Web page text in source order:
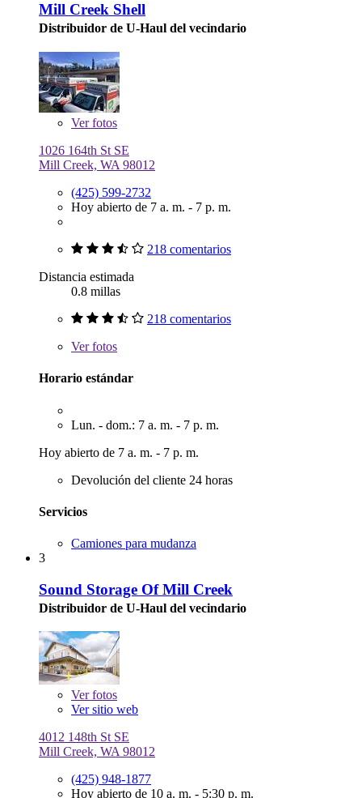
Mill Creek Shell
Distribuidor de U-Haul del vecindario
Verfotos
1026 164th St SE
Mill Creek, WA 98012
(425) 599-2732
Hoy abierto de 7 a. m. - 7 p. m.
218 comentarios
Distancia estimada
0.8 millas
218 comentarios
Verfotos
Horario estándar
Lun. - dom.: 7 a. m. - 7 p. m.
Hoy abierto de 7 a. m. - 7 p. m.
Devolución del cliente 24 horas
Servicios
Camiones para mudanza
3
Sound Storage Of Mill Creek
Distribuidor de U-Haul del vecindario
Verfotos
Ver sitio web
4012 148th St SE
Mill Creek, WA 98012
(425) 948-1877
Hoy abierto de 10 a. m. - 5:30 p. m.